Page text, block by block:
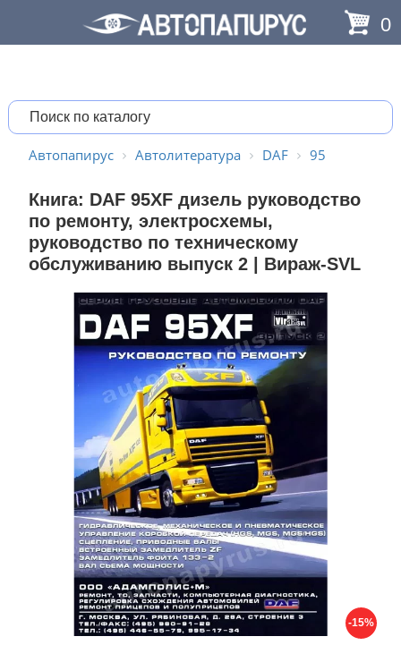
0
Автопапирус Автолитература DAF 95
Книга: DАF 95XF дизель руководство
по ремонту, электросхемы,
руководство по техническому
обслуживанию выпуск 2 | Вираж-SVL
-15%